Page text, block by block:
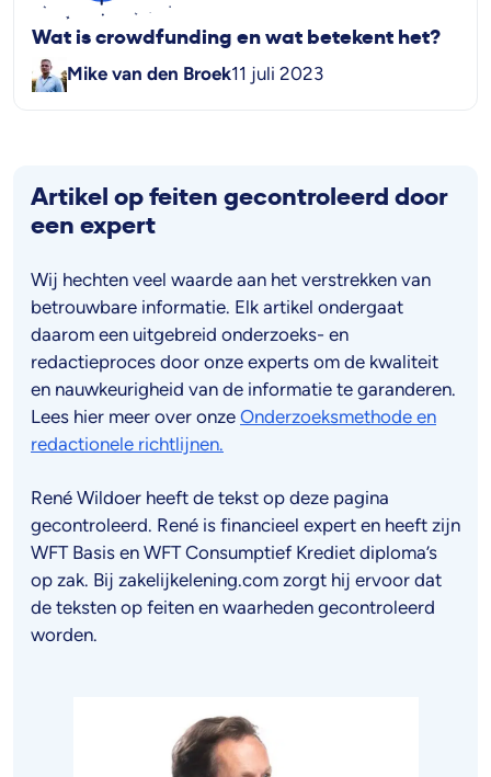
Wat is crowdfunding en wat betekent het?
Mike van den Broek11 juli 2023
Artikel op feiten gecontroleerd door
een expert
Wij hechten veel waarde aan het verstrekken van
betrouwbare informatie. Elk artikel ondergaat
daarom een uitgebreid onderzoeks- en
redactieproces door onze experts om de kwaliteit
en nauwkeurigheid van de informatie te garanderen.
Lees hier meer over onze Onderzoeksmethode en
redactionele richtlijnen.
René Wildoer heeft de tekst op deze pagina
gecontroleerd. René is financieel expert en heeft zijn
WFT Basis en WFT Consumptief Krediet diploma’s
op zak. Bij zakelijkelening.com zorgt hij ervoor dat
de teksten op feiten en waarheden gecontroleerd
worden.